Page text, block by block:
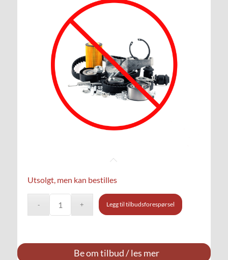
Utsolgt, men kan bestilles
Legg til tilbudsforespørsel
Be om tilbud / les mer